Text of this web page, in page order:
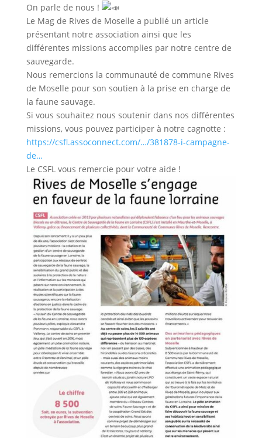
On parle de nous !
Le Mag de Rives de Moselle a publié un article
présentant notre association ainsi que les
différentes missions accomplies par notre centre de
sauvegarde.
Nous remercions la communauté de commune Rives
de Moselle pour son soutien à la prise en charge de
la faune sauvage.
Si vous souhaitez nous soutenir dans nos différentes
missions, vous pouvez participer à notre cagnotte :
https://csfl.assoconnect.com/…/381878-i-campagne-
de…
Le CSFL vous remercie pour votre aide !